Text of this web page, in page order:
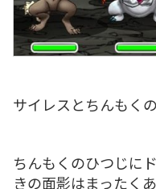
サイレスとちんもく
ちんもくのひつじに
きの面影はまったく